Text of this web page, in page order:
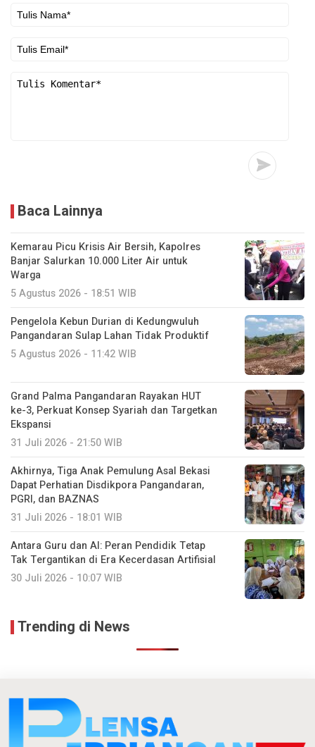
Baca Lainnya
Kemarau Picu Krisis Air Bersih, Kapolres
Banjar Salurkan 10.000 Liter Air untuk
Warga
5 Agustus 2026 - 18:51 WIB
Pengelola Kebun Durian di Kedungwuluh
Pangandaran Sulap Lahan Tidak Produktif ‎
5 Agustus 2026 - 11:42 WIB
Grand Palma Pangandaran Rayakan HUT
ke-3, Perkuat Konsep Syariah dan Targetkan
Ekspansi
31 Juli 2026 - 21:50 WIB
Akhirnya, Tiga Anak Pemulung Asal Bekasi
Dapat Perhatian Disdikpora Pangandaran,
PGRI, dan BAZNAS
31 Juli 2026 - 18:01 WIB
Antara Guru dan AI: Peran Pendidik Tetap
Tak Tergantikan di Era Kecerdasan Artifisial
30 Juli 2026 - 10:07 WIB
Trending di News